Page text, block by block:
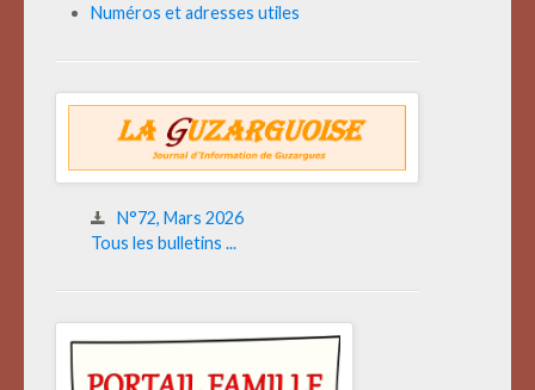
Numéros et adresses utiles
N°72, Mars 2026
Tous les bulletins ...